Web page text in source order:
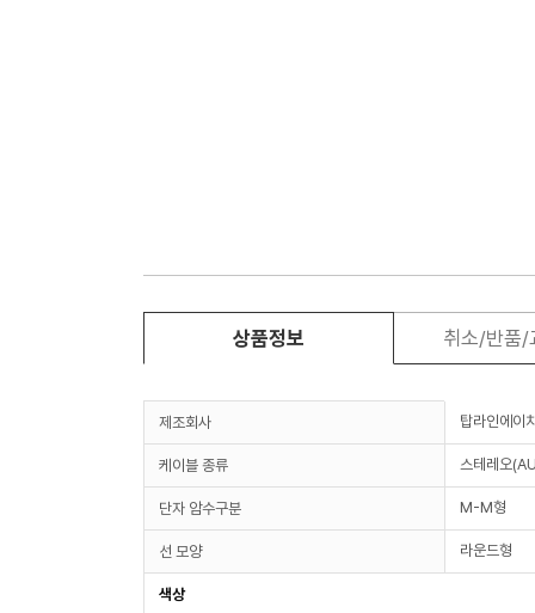
상품정보 취소/반품/
제조회사 탑라인에이
케이블 종류 스테레오
단자 암수구분 M-M형
선 모양 라운드형
색상